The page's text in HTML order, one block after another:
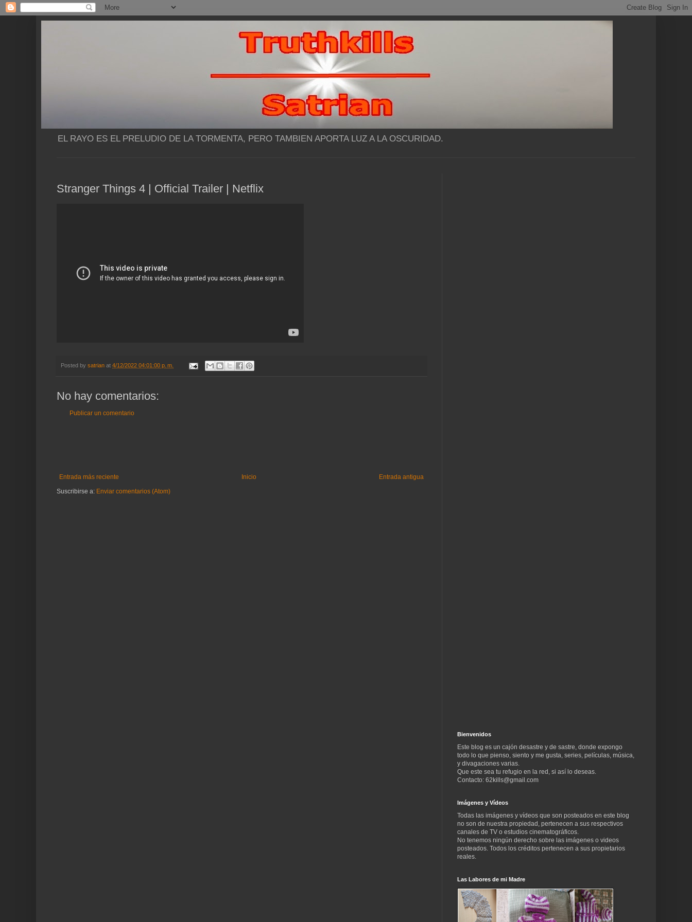
EL RAYO ES EL PRELUDIO DE LA TORMENTA, PERO TAMBIEN APORTA LUZ A LA OSCURIDAD.
Stranger Things 4 | Official Trailer | Netflix
Posted by satrian at 4/12/2022 04:01:00 p. m.
No hay comentarios:
Publicar un comentario
Entrada más reciente Entrada antigua
Inicio
Suscribirse a: Enviar comentarios (Atom)
Bienvenidos
Este blog es un cajón desastre y de sastre, donde expongo
todo lo que pienso, siento y me gusta, series, películas, música,
y divagaciones varias.
Que este sea tu refugio en la red, si así lo deseas.
Contacto: 62kills@gmail.com
Imágenes y Vídeos
Todas las imágenes y vídeos que son posteados en este blog
no son de nuestra propiedad, pertenecen a sus respectivos
canales de TV o estudios cinematográficos.
No tenemos ningún derecho sobre las imágenes o videos
posteados. Todos los créditos pertenecen a sus propietarios
reales.
Las Labores de mi Madre